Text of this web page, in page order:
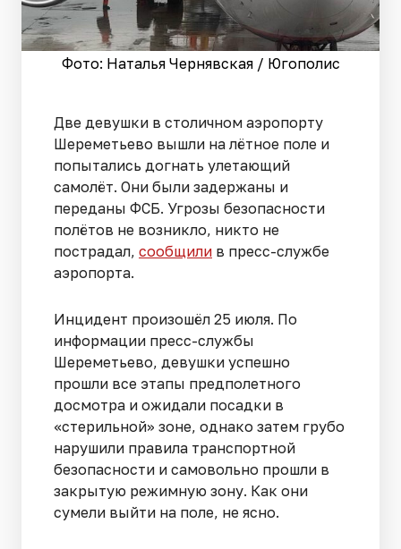
Фото: Наталья Чернявская / Югополис
Две девушки в столичном аэропорту
Шереметьево вышли на лётное поле и
попытались догнать улетающий
самолёт. Они были задержаны и
переданы ФСБ. Угрозы безопасности
полётов не возникло, никто не
пострадал, сообщили в пресс-службе
аэропорта.
Инцидент произошёл 25 июля. По
информации пресс-службы
Шереметьево, девушки успешно
прошли все этапы предполетного
досмотра и ожидали посадки в
«стерильной» зоне, однако затем грубо
нарушили правила транспортной
безопасности и самовольно прошли в
закрытую режимную зону. Как они
сумели выйти на поле, не ясно.